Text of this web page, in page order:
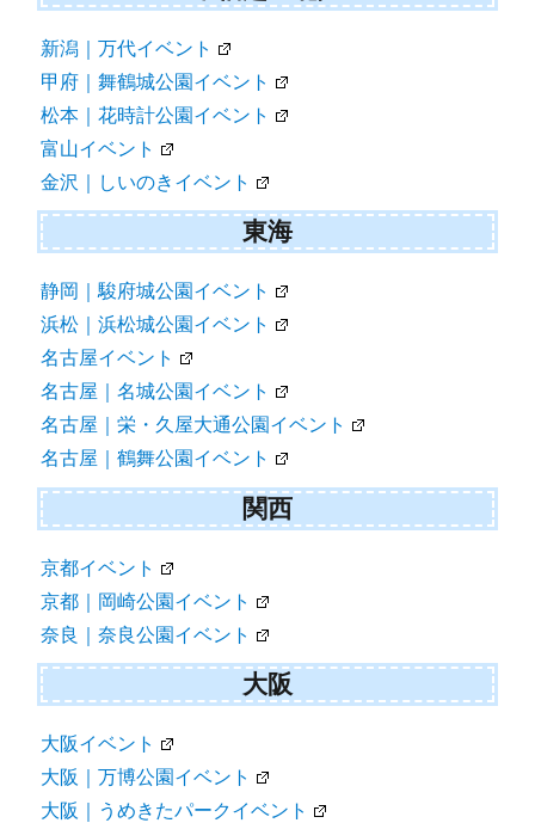
新潟｜万代イベント
甲府｜舞鶴城公園イベント
松本｜花時計公園イベント
富山イベント
金沢｜しいのきイベント
東海
静岡｜駿府城公園イベント
浜松｜浜松城公園イベント
名古屋イベント
名古屋｜名城公園イベント
名古屋｜栄・久屋大通公園イベント
名古屋｜鶴舞公園イベント
関西
京都イベント
京都｜岡崎公園イベント
奈良｜奈良公園イベント
大阪
大阪イベント
大阪｜万博公園イベント
大阪｜うめきたパークイベント